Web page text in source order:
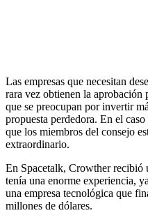
Las empresas que necesitan
rara vez obtienen la aprobación
que se preocupan por invertir
propuesta perdedora. En el
que los miembros del consejo
extraordinario.
En Spacetalk, Crowther recibió
tenía una enorme experiencia,
una empresa tecnológica que
millones de dólares.